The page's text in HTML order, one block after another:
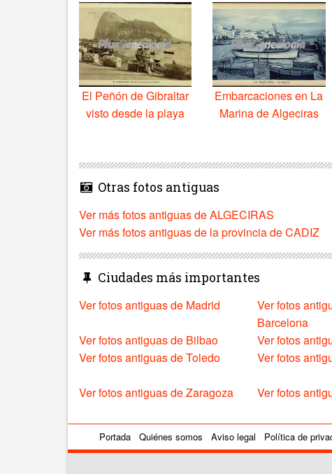
El Peñón de Gibraltar
visto desde la playa
Embarcaciones en La
Marina de Algeciras
Otras fotos antiguas
Ver más fotos antiguas de ALGECIRAS
Ver más fotos antiguas de la provincia de CADIZ
Ciudades más importantes
Ver fotos antiguas de Madrid
Ver fotos
Barcelona
Ver fotos antiguas de Bilbao Ver fotos
Ver fotos antiguas de Toledo
Ver fotos
Ver fotos antiguas de Zaragoza
Ver fotos
Portada Quiénes somos Aviso legal Política de